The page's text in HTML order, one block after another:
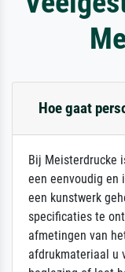
Hoe gaat
Bij Meisterdrucke
een eenvoudig
een kunstwerk
specificaties te
afmetingen van
afdrukmateriaal u